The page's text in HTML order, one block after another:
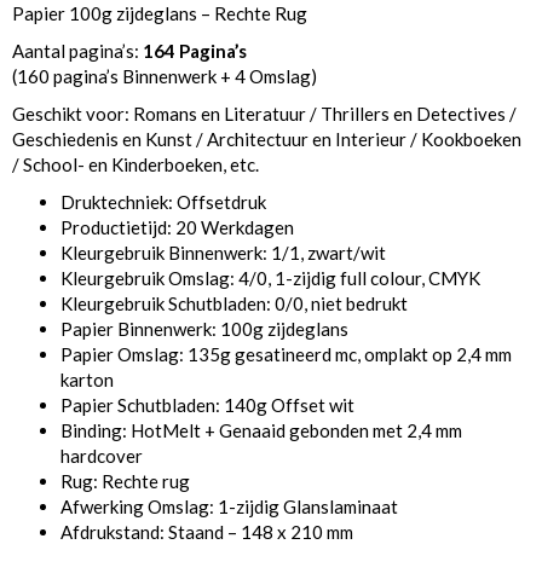
Papier 100g zijdeglans – Rechte Rug
Aantal pagina’s: 164 Pagina’s
(160 pagina’s Binnenwerk + 4 Omslag)
Geschikt voor: Romans en Literatuur / Thrillers en Detectives /
Geschiedenis en Kunst / Architectuur en Interieur / Kookboeken
/ School- en Kinderboeken, etc.
Druktechniek: Offsetdruk
Productietijd: 20 Werkdagen
Kleurgebruik Binnenwerk: 1/1, zwart/wit
Kleurgebruik Omslag: 4/0, 1-zijdig full colour, CMYK
Kleurgebruik Schutbladen: 0/0, niet bedrukt
Papier Binnenwerk: 100g zijdeglans
Papier Omslag: 135g gesatineerd mc, omplakt op 2,4 mm
karton
Papier Schutbladen: 140g Offset wit
Binding: HotMelt + Genaaid gebonden met 2,4 mm
hardcover
Rug: Rechte rug
Afwerking Omslag: 1-zijdig Glanslaminaat
Afdrukstand: Staand – 148 x 210 mm